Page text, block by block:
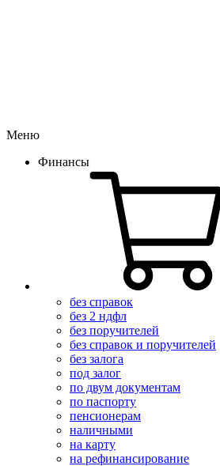
Меню
Финансы
без справок
без 2 ндфл
без поручителей
без справок и поручителей
без залога
под залог
по двум документам
по паспорту
пенсионерам
наличными
на карту
на рефинансирование